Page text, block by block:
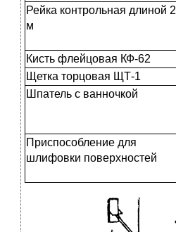
Рейка контрольная длиной 2
м
Кисть флейцовая КФ-62
Щетка торцовая ЩТ-1
Шпатель с ванночкой
Приспособление для
шлифовки поверхностей